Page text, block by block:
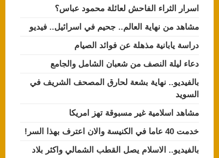
اسرار الثراء الفاحش لعائلة محمود عباس؟
مشاهد من نهاية العالم.. جحيم في اسرائيل.. فيديو
دراسة يابانية مذهلة عن فوائد الصيام
دعاء ليلة النصف من شعبان الشامل والجامع
بالفيديو.. نهاية بشعة لحارق المصحف الشريف في
السويد
مشاهد اسلامية غير مسبوقة تهز امريكا
خدمت 40 عاما في الكنيسة والان اعترف بهذا السر!
بالفيديو.. الاسلام يصل القطب الشمالي واكثر بلاد